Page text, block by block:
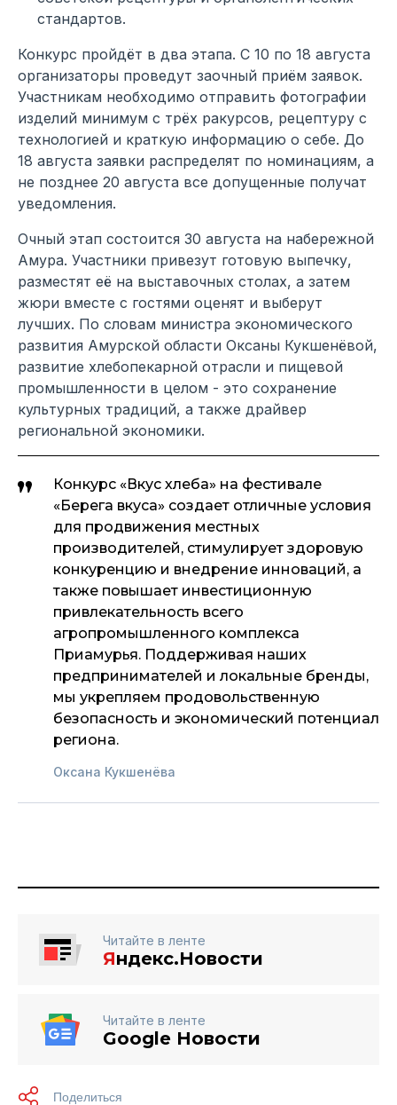
стандартов.
Конкурс пройдёт в два этапа. С 10 по 18 августа
организаторы проведут заочный приём заявок.
Участникам необходимо отправить фотографии
изделий минимум с трёх ракурсов, рецептуру с
технологией и краткую информацию о себе. До
18 августа заявки распределят по номинациям, а
не позднее 20 августа все допущенные получат
уведомления.
Очный этап состоится 30 августа на набережной
Амура. Участники привезут готовую выпечку,
разместят её на выставочных столах, а затем
жюри вместе с гостями оценят и выберут
лучших. По словам министра экономического
развития Амурской области Оксаны Кукшенёвой,
развитие хлебопекарной отрасли и пищевой
промышленности в целом - это сохранение
культурных традиций, а также драйвер
региональной экономики.
Конкурс «Вкус хлеба» на фестивале
«Берега вкуса» создает отличные условия
для продвижения местных
производителей, стимулирует здоровую
конкуренцию и внедрение инноваций, а
также повышает инвестиционную
привлекательность всего
агропромышленного комплекса
Приамурья. Поддерживая наших
предпринимателей и локальные бренды,
мы укрепляем продовольственную
безопасность и экономический потенциал
региона.
Оксана Кукшенёва
Читайте в ленте
Яндекс.Новости
Читайте в ленте
Google Новости